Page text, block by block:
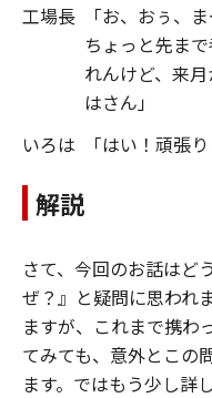
工場長
「お、おぅ、
ちょっと先ま
れんけど、来
はさん」
いろは
「はい！頑張り
解説
さて、今回のお話はど
ぜ？』と疑問に思われ
ますが、これまで携わ
てみても、意外とこの
ます。ではもう少し詳